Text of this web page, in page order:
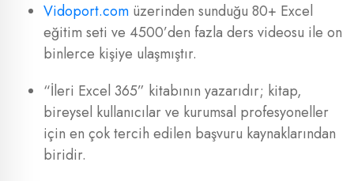
Vidoport.com üzerinden sunduğu 80+ Excel
eğitim seti ve 4500’den fazla ders videosu ile on
binlerce kişiye ulaşmıştır.
“İleri Excel 365” kitabının yazarıdır; kitap,
bireysel kullanıcılar ve kurumsal profesyoneller
için en çok tercih edilen başvuru kaynaklarından
biridir.